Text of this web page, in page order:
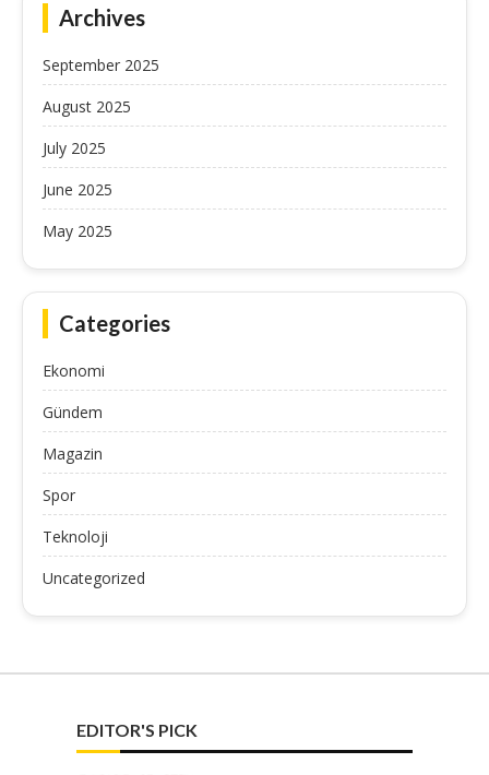
Archives
September 2025
August 2025
July 2025
June 2025
May 2025
Categories
Ekonomi
Gündem
Magazin
Spor
Teknoloji
Uncategorized
EDITOR'S PICK